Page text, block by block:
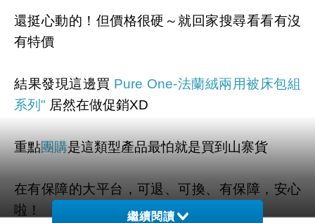
還挺心動的！但價格很硬～就回家搜尋看看有沒
有特價
結果發現這邊買 Pure One-法蘭絨兩用被床包組
系列" 居然在做促銷XD
重點團購是這類型產品最怕就是買到山寨貨
在有保障的大平台，可退、可換、有保障，安心
啦！
繼續閱讀